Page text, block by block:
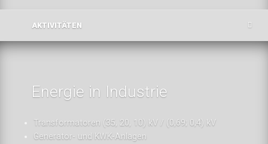
AKTIVITÄTEN
Energie in Industrie
Transformatoren (35, 20, 10) kV / (0,69; 0,4) kV
Generator- und KWK-Anlagen